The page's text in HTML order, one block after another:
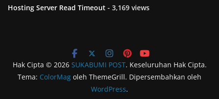
Hosting Server Read Timeout - 3,169 views
Hak Cipta © 2026 SUKABUMI POST. Keseluruhan Hak Cipta.
Tema: ColorMag oleh ThemeGrill. Dipersembahkan oleh
WordPress.